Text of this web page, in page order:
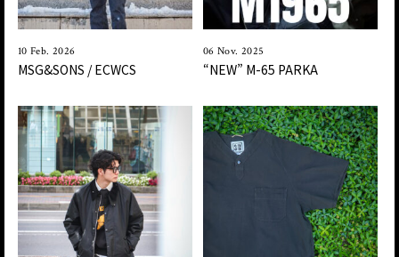
10 Feb. 2026
MSG&SONS / ECWCS
06 Nov. 2025
“NEW” M-65 PARKA